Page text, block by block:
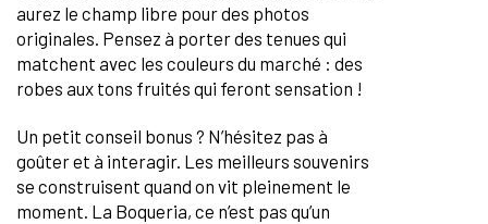
aurez le champ libre pour des photos
originales. Pensez à porter des tenues qui
matchent avec les couleurs du marché : des
robes aux tons fruités qui feront sensation !
Un petit conseil bonus ? N’hésitez pas à
goûter et à interagir. Les meilleurs souvenirs
se construisent quand on vit pleinement le
moment. La Boqueria, ce n’est pas qu’un